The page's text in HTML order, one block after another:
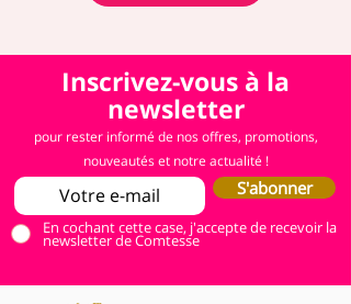
Inscrivez-vous à la
newsletter
pour rester informé de nos offres, promotions,
nouveautés et notre actualité !
S'abonner
En cochant cette case, j'accepte de recevoir la
newsletter de Comtesse